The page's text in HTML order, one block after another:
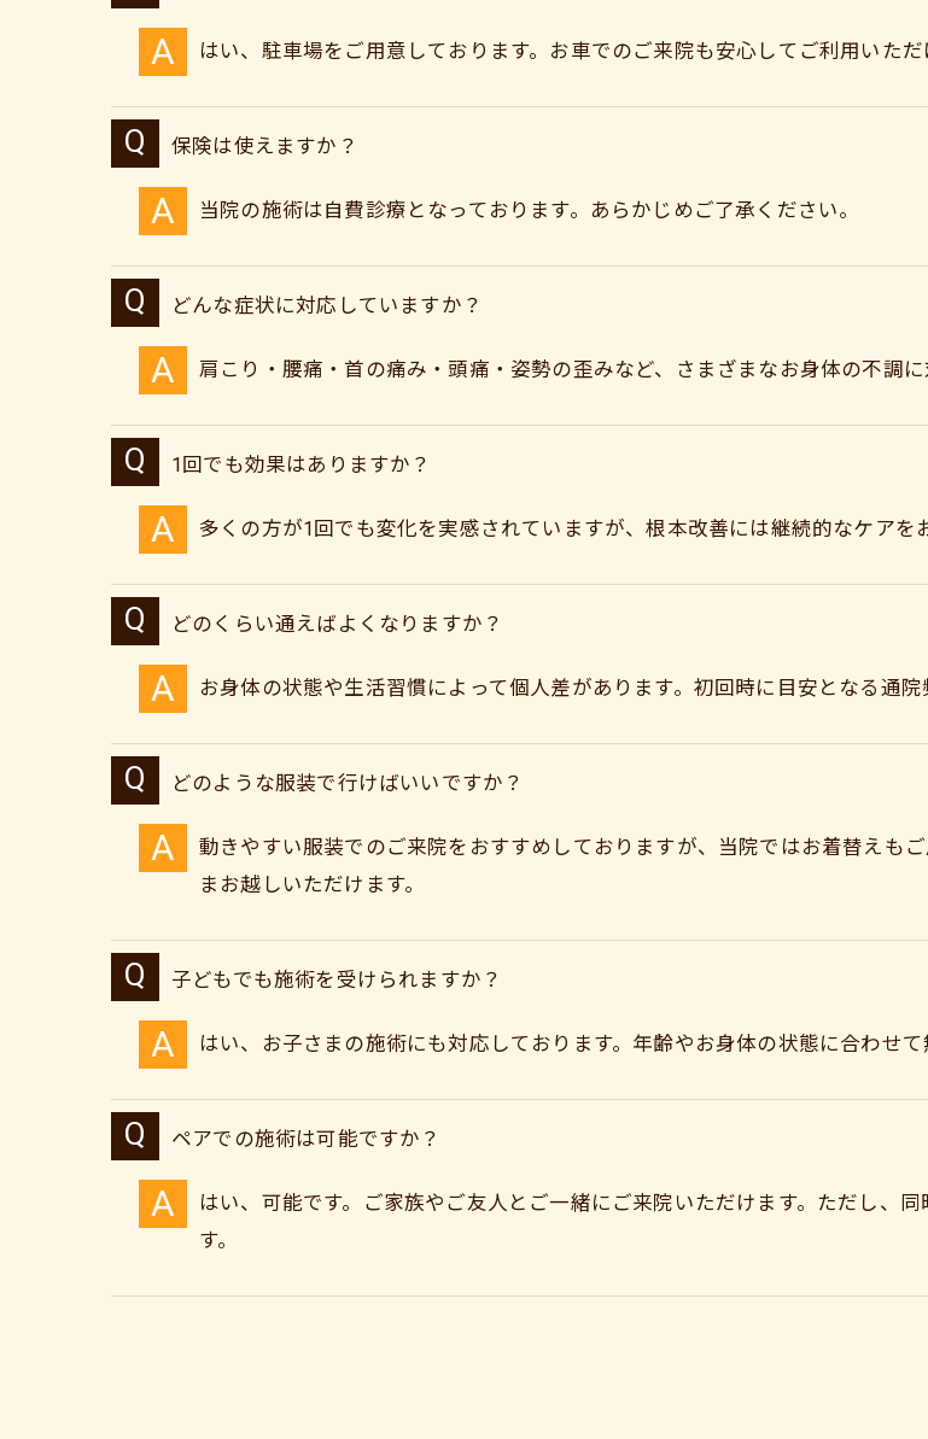
はい、駐車場をご用意しております。お車でのご来院も安心してご利用いただ
保険は使えますか？
当院の施術は自費診療となっております。あらかじめご了承ください。
どんな症状に対応していますか？
肩こり・腰痛・首の痛み・頭痛・姿勢の歪みなど、さまざまなお身体の不調
1回でも効果はありますか？
多くの方が1回でも変化を実感されていますが、根本改善には継続的なケアを
どのくらい通えばよくなりますか？
お身体の状態や生活習慣によって個人差があります。初回時に目安となる通
どのような服装で行けばいいですか？
動きやすい服装でのご来院をおすすめしておりますが、当院ではお着替えも
まお越しいただけます。
子どもでも施術を受けられますか？
はい、お子さまの施術にも対応しております。年齢やお身体の状態に合わせ
ペアでの施術は可能ですか？
はい、可能です。ご家族やご友人とご一緒にご来院いただけます。ただし、
す。
ご予約はこちら